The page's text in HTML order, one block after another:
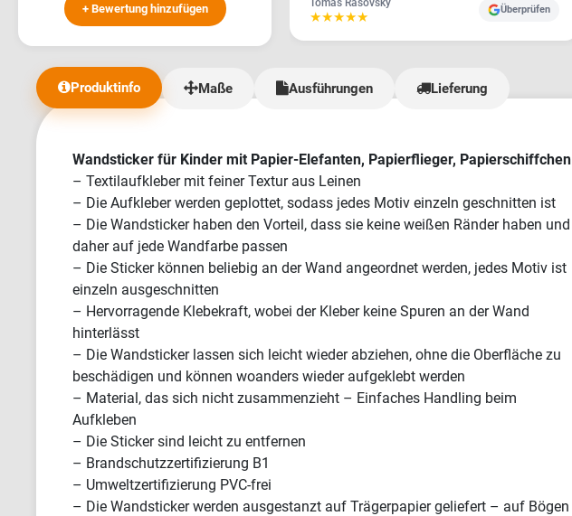
+ Bewertung hinzufügen
Jozef Mokras Überprüfen
Slowakei an, und nur Plotbase war bereit,
unsere Anforderungen zu erfüllen – und
das mit einer sehr positiven Einstellung.
zurückhaltend. Wir erhielten die Banner in
absolut erstklassiger Qualität, und wie
hatten wirklich viele Sonderwünsche, und
die Lieferung der Materialien dauerte
wenig, aber mehr geht leider nicht. 🫶"
Tomáš Rašovský
★★★★★ Überprüfen
Produktinfo Maße Ausführungen Lieferung
Wandsticker für Kinder mit Papier-Elefanten, Papierflieger, Papierschiffchen
– Textilaufkleber mit feiner Textur aus Leinen
– Die Aufkleber werden geplottet, sodass jedes Motiv einzeln geschnitten ist
– Die Wandsticker haben den Vorteil, dass sie keine weißen Ränder haben und
daher auf jede Wandfarbe passen
– Die Sticker können beliebig an der Wand angeordnet werden, jedes Motiv ist
einzeln ausgeschnitten
– Hervorragende Klebekraft, wobei der Kleber keine Spuren an der Wand
hinterlässt
– Die Wandsticker lassen sich leicht wieder abziehen, ohne die Oberfläche zu
beschädigen und können woanders wieder aufgeklebt werden
– Material, das sich nicht zusammenzieht – Einfaches Handling beim
Aufkleben
– Die Sticker sind leicht zu entfernen
– Brandschutzzertifizierung B1
– Umweltzertifizierung PVC-frei
– Die Wandsticker werden ausgestanzt auf Trägerpapier geliefert – auf Bögen